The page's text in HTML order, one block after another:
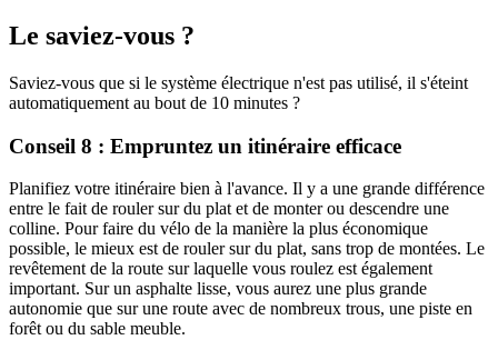
Le saviez-vous ?
Saviez-vous que si le système électrique n'est pas utilisé, il s'éteint
automatiquement au bout de 10 minutes ?
Conseil 8 : Empruntez un itinéraire efficace
Planifiez votre itinéraire bien à l'avance. Il y a une grande différence
entre le fait de rouler sur du plat et de monter ou descendre une
colline. Pour faire du vélo de la manière la plus économique
possible, le mieux est de rouler sur du plat, sans trop de montées. Le
revêtement de la route sur laquelle vous roulez est également
important. Sur un asphalte lisse, vous aurez une plus grande
autonomie que sur une route avec de nombreux trous, une piste en
forêt ou du sable meuble.